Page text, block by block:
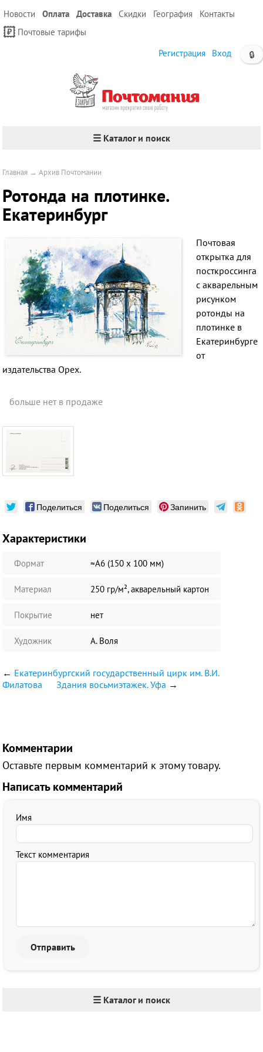
Новости Оплата Доставка Скидки География
Контакты
Почтовые тарифы
🔒
Регистрация Вход
☰ Каталог и поиск
Главная →Архив Почтомании
Ротонда на плотинке.
Екатеринбург
Почтовая
открытка для
посткроссинга
с акварельным
рисунком
ротонды на
плотинке в
Екатеринбурге
от
издательства Орех.
больше нет в продаже
Поделиться Поделиться Запинить
Характеристики
Формат ≈А6 (150 х 100 мм)
Материал 250 гр/м², акварельный картон
Покрытие нет
Художник А. Воля
← Екатеринбургский государственный цирк им. В.И.
Филатова
Здания восьмиэтажек. Уфа →
Комментарии
Оставьте первым комментарий к этому товару.
Написать комментарий
Имя
Текст комментария
☰ Каталог и поиск